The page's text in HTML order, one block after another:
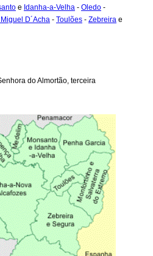
e Idanha-a-Velha - Oledo -
D´Acha - Toulões - Zebreira e
do Almortão, terceira